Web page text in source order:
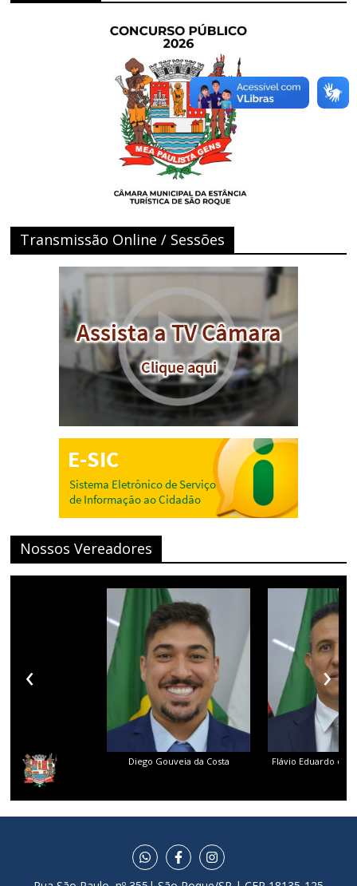
Transmissão Online / Sessões
Nossos Vereadores
Diego Gouveia da Costa Flávio Eduardo dos
‹ ›